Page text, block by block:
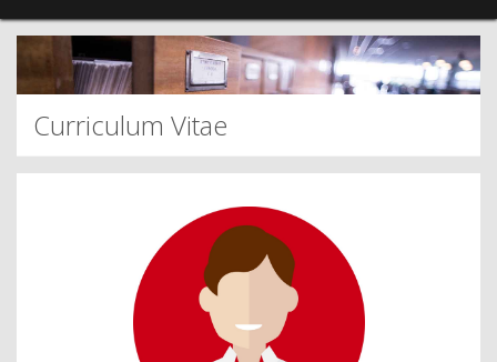
Curriculum Vitae